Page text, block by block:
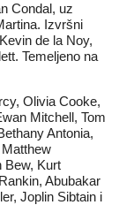
Condal, uz
Izvršni
de la Noy,
Temeljeno na
Olivia Cooke,
Mitchell, Tom
Antonia,
Bew, Kurt
Abubakar
Joplin Sibtain i